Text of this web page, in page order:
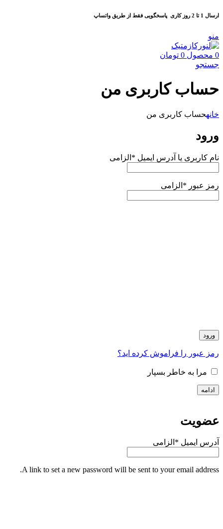
ارسال 1 تا 2 روز کاری پاسخگویی فقط از طریق واتساپ
منو
0 محصول 0 تومان
جستجو
حساب کاربری من
خانهحساب کاربری من
ورود
نام کاربری یا آدرس ایمیل * الزامی
رمز عبور * الزامی
ورود
رمز عبور را فراموش کرده اید؟
مرا به خاطر بسپار
ادامه
عضویت
آدرس ایمیل * الزامی
A link to set a new password will be sent to your email address.